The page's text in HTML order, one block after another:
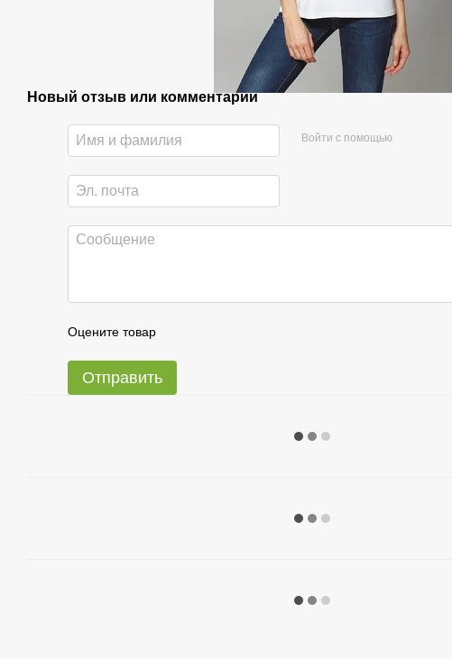
Новый отзыв или комментарий
Войти с помощью
Оцените товар
Отправить